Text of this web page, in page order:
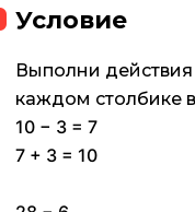
Условие
Выполни
каждом столбике
10 − 3 = 7
7 + 3 = 10